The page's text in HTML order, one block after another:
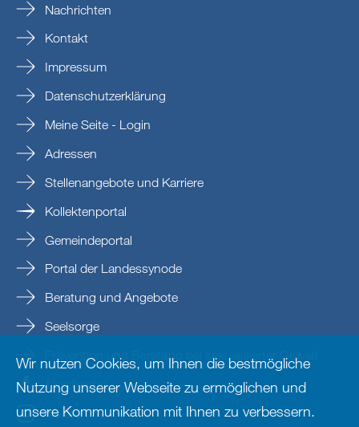
Nachrichten
Kontakt
Impressum
Datenschutzerklärung
Meine Seite - Login
Adressen
Stellenangebote und Karriere
Kollektenportal
Gemeindeportal
Portal der Landessynode
Beratung und Angebote
Seelsorge
Prävention und Beratung bei sexualisierter Gewalt
Nordkirche
nordkirche
Wir nutzen Cookies, um Ihnen die bestmögliche
Nutzung unserer Webseite zu ermöglichen und
unsere Kommunikation mit Ihnen zu verbessern.